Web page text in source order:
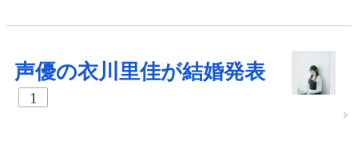
声優の衣川里佳が結婚発表
1